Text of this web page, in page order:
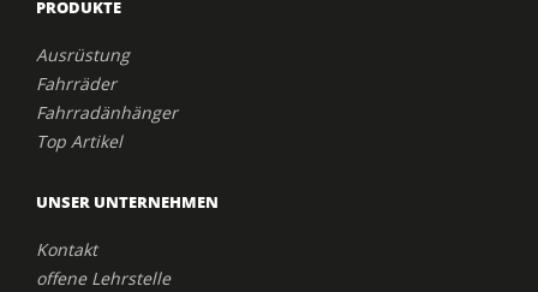
PRODUKTE
Ausrüstung
Fahrräder
Fahrradänhänger
Top Artikel
UNSER UNTERNEHMEN
Kontakt
offene Lehrstelle